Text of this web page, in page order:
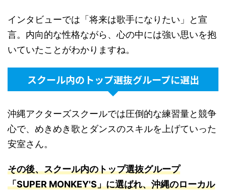
インタビューでは「将来は歌手になりたい」と宣
言。内向的な性格ながら、心の中には強い思いを抱
いていたことがわかりますね。
スクール内のトップ選抜グループに選出
沖縄アクターズスクールでは圧倒的な練習量と競争
心で、めきめき歌とダンスのスキルを上げていった
安室さん。
その後、スクール内のトップ選抜グループ
「SUPER MONKEY'S」に選ばれ、沖縄のローカル